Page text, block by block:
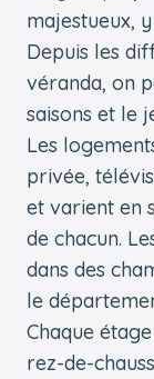
majestueux,
Depuis les
véranda, on
saisons et le
Les
privée,
et varient en
de chacun.
dans des
le
Chaque
rez-de-